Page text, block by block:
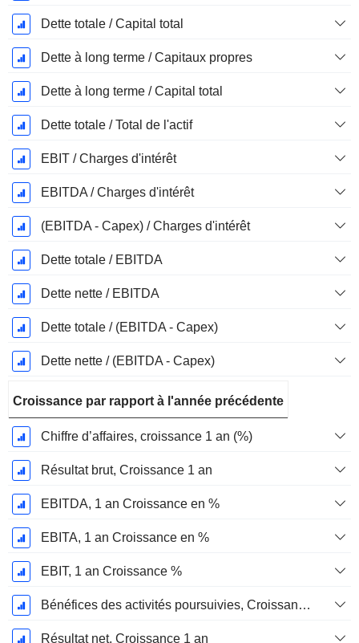
Dette totale / Capital total
Dette à long terme / Capitaux propres
Dette à long terme / Capital total
Dette totale / Total de l'actif
EBIT / Charges d'intérêt
EBITDA / Charges d'intérêt
(EBITDA - Capex) / Charges d'intérêt
Dette totale / EBITDA
Dette nette / EBITDA
Dette totale / (EBITDA - Capex)
Dette nette / (EBITDA - Capex)
Croissance par rapport à l'année précédente
Chiffre d’affaires, croissance 1 an (%)
Résultat brut, Croissance 1 an
EBITDA, 1 an Croissance en %
EBITA, 1 an Croissance en %
EBIT, 1 an Croissance %
Bénéfices des activités poursuivies, Croissance 1 an
Résultat net, Croissance 1 an